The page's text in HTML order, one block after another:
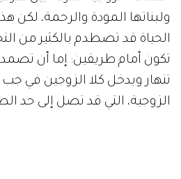
ولبناتها المودة والرحمة، لكن
الحياة قد تصطدم بالكثير من
تكون أمام طريقين: إما أن
تنهار ويدخل كلا الزوجين في
الزوجية، التي قد تصل إلى حد